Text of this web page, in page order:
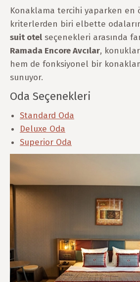
Konaklama tercihi yaparken en
kriterlerden biri elbette
suit otel seçenekleri arasında
Ramada Encore Avcılar,
hem de fonksiyonel bir
sunuyor.
Oda Seçenekleri
Standard Oda
Deluxe Oda
Superior Oda